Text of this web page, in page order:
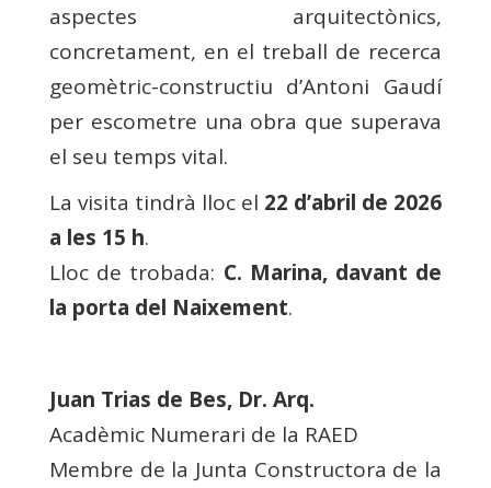
aspectes arquitectònics,
concretament, en el treball de recerca
geomètric-constructiu d’Antoni Gaudí
per escometre una obra que superava
el seu temps vital.
La visita tindrà lloc el 22 d’abril de 2026
a les 15 h.
Lloc de trobada: C. Marina, davant de
la porta del Naixement.
Juan Trias de Bes, Dr. Arq.
Acadèmic Numerari de la RAED
Membre de la Junta Constructora de la